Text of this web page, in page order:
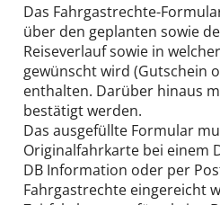
Das Fahrgastrechte-
über den geplanten sowie
Reiseverlauf sowie in
gewünscht wird (Gutschein
enthalten. Darüber hinaus
bestätigt werden.
Das ausgefüllte Formular
Originalfahrkarte bei einem
DB Information oder per
Fahrgastrechte eingereicht